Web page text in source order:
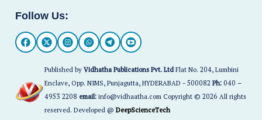
Follow Us:
Published byVidhatha Publications Pvt. LtdFlat No. 204, Lumbini
Enclave, Opp. NIMS, Punjagutta, HYDERABAD - 500082Ph:040 –
4953 2208 email:info@vidhaatha.com Copyright © 2026 All rights
reserved. Developed @DeepScienceTech